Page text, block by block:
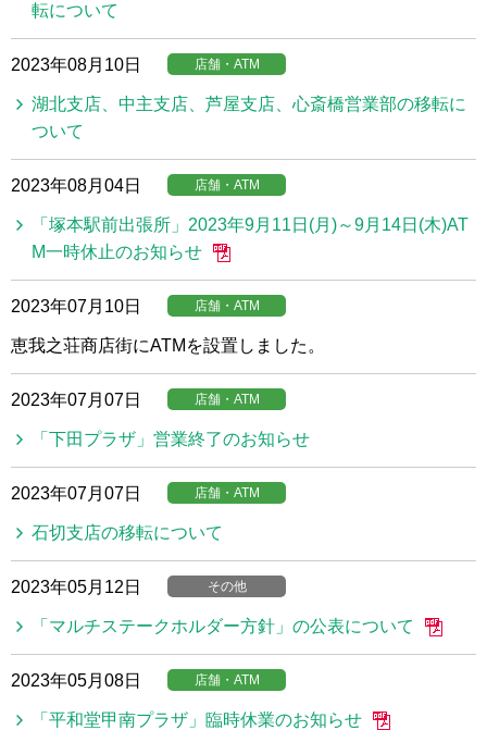
転について
2023年08月10日 店舗・ATM
湖北支店、中主支店、芦屋支店、心斎橋営業部の移転に
ついて
2023年08月04日 店舗・ATM
「塚本駅前出張所」2023年9月11日(月)～9月14日(木)AT
M一時休止のお知らせ
2023年07月10日 店舗・ATM
恵我之荘商店街にATMを設置しました。
2023年07月07日 店舗・ATM
「下田プラザ」営業終了のお知らせ
2023年07月07日 店舗・ATM
石切支店の移転について
2023年05月12日 その他
「マルチステークホルダー方針」の公表について
2023年05月08日 店舗・ATM
「平和堂甲南プラザ」臨時休業のお知らせ